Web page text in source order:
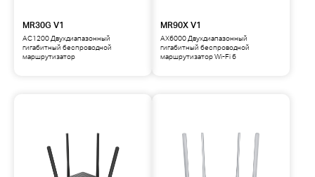
MR30G V1
AC1200 Двухдиапазонный
гигабитный беспроводной
маршрутизатор
MR90X V1
AX6000 Двухдиапазонный
гигабитный беспроводной
маршрутизатор Wi-Fi 6